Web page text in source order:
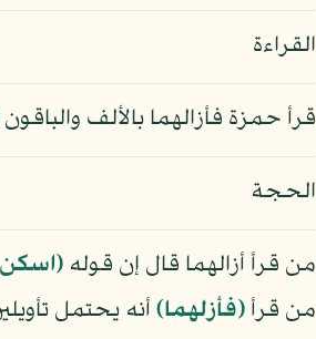
القراءة
قرأ حمزة فأزالهما بالألف والباقون
الحجة
من قرأ أزالهما قال إن قوله
من قرأ ﴿فأزلهما﴾ أنه يحتمل